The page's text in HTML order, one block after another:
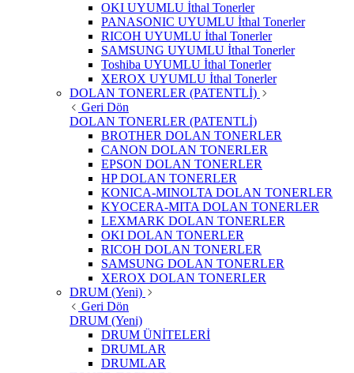
OKI UYUMLU İthal Tonerler
PANASONIC UYUMLU İthal Tonerler
RICOH UYUMLU İthal Tonerler
SAMSUNG UYUMLU İthal Tonerler
Toshiba UYUMLU İthal Tonerler
XEROX UYUMLU İthal Tonerler
DOLAN TONERLER (PATENTLİ)
Geri Dön
DOLAN TONERLER (PATENTLİ)
BROTHER DOLAN TONERLER
CANON DOLAN TONERLER
EPSON DOLAN TONERLER
HP DOLAN TONERLER
KONICA-MINOLTA DOLAN TONERLER
KYOCERA-MITA DOLAN TONERLER
LEXMARK DOLAN TONERLER
OKI DOLAN TONERLER
RICOH DOLAN TONERLER
SAMSUNG DOLAN TONERLER
XEROX DOLAN TONERLER
DRUM (Yeni)
Geri Dön
DRUM (Yeni)
DRUM ÜNİTELERİ
DRUMLAR
DRUMLAR